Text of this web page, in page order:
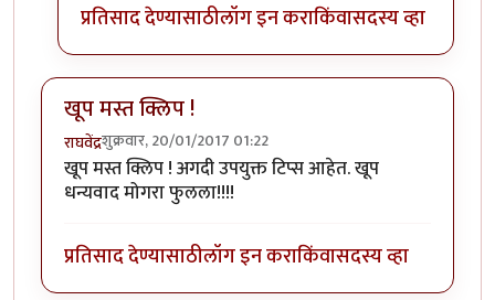
प्रतिसाद देण्यासाठीलॉग इन कराकिंवासदस्य व्हा
खूप मस्त क्लिप !
राघवेंद्रशुक्रवार, 20/01/2017 01:22
खूप मस्त क्लिप ! अगदी उपयुक्त टिप्स आहेत. खूप
धन्यवाद मोगरा फुलला!!!!
प्रतिसाद देण्यासाठीलॉग इन कराकिंवासदस्य व्हा